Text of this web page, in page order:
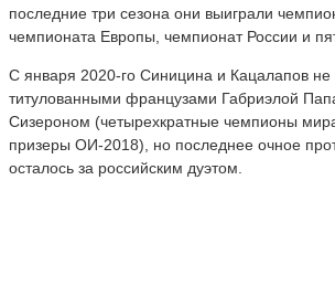
последние три сезона они выиграли
чемпионата Европы, чемпионат России и
С января 2020-го Синицина и Кацалапов не
титулованными французами Габриэлой
Сизероном (четырехкратные чемпионы
призеры ОИ-2018), но последнее очное
осталось за российским дуэтом.